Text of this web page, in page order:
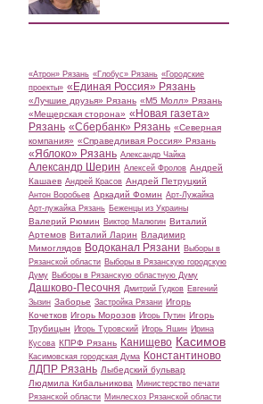
«Атрон» Рязань «Глобус» Рязань «Городские
проекты» «Единая Россия» Рязань
«Лучшие друзья» Рязань «М5 Молл» Рязань
«Мещерская сторона» «Новая газета»
Рязань «Сбербанк» Рязань «Северная
компания» «Справедливая Россия» Рязань
«Яблоко» Рязань Александр Чайка
Александр Шерин Алексей Фролов Андрей
Кашаев Андрей Красов Андрей Петруцкий
Антон Воробьев Аркадий Фомин Арт-Лужайка
Арт-лужайка Рязань Беженцы из Украины
Валерий Рюмин Виктор Малюгин Виталий
Артемов Виталий Ларин Владимир
Мимоглядов Водоканал Рязани Выборы в
Рязанской области Выборы в Рязанскую городскую
Думу Выборы в Рязанскую областную Думу
Дашково-Песочня Дмитрий Гудков Евгений
Зызин Заборье Застройка Рязани Игорь
Кочетков Игорь Морозов Игорь Путин Игорь
Трубицын Игорь Туровский Игорь Яшин Ирина
Кусова КПРФ Рязань Канищево Касимов
Касимовская городская Дума Константиново
ЛДПР Рязань Лыбедский бульвар
Людмила Кибальникова Министерство печати
Рязанской области Минлесхоз Рязанской области